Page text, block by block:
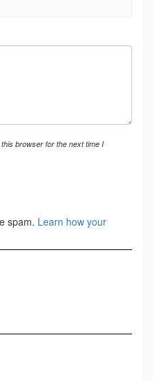
browser for the next time I
spam. Learn how your